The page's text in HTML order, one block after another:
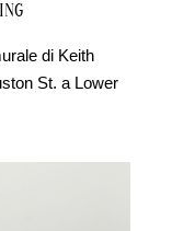
di Keith
St. a Lower